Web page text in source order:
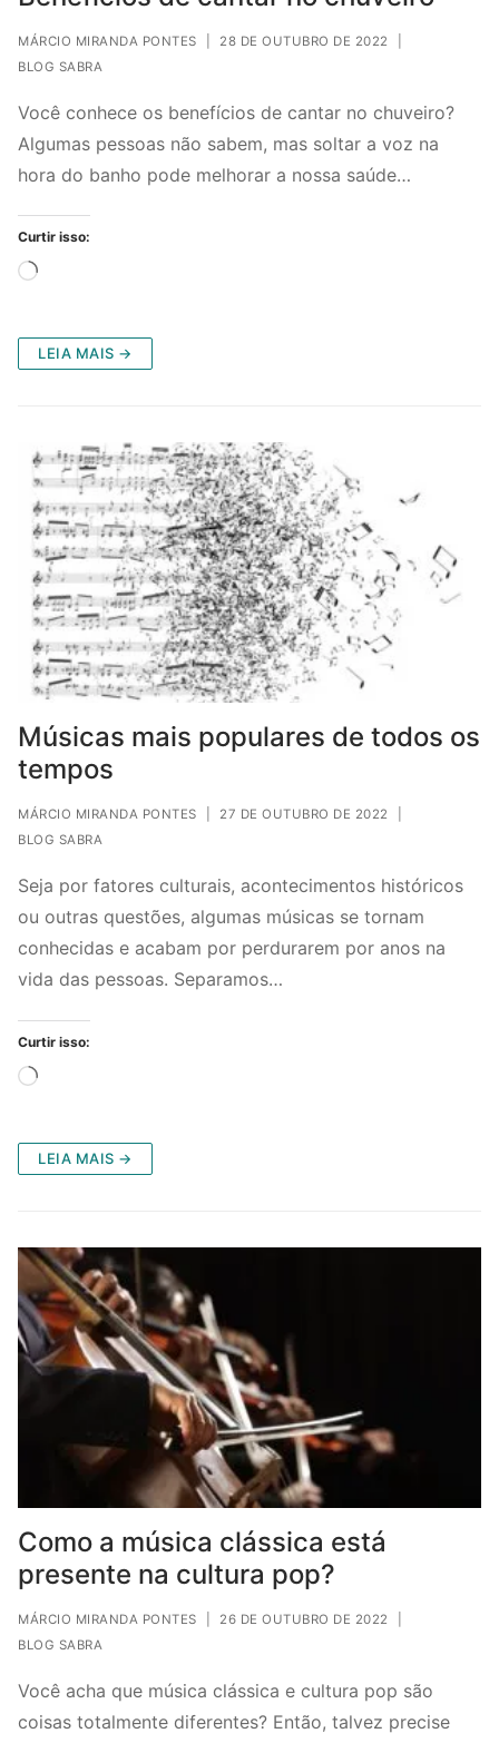
MÁRCIO MIRANDA PONTES 28 DE OUTUBRO DE 2022
BLOG SABRA
Você conhece os benefícios de cantar no chuveiro?
Algumas pessoas não sabem, mas soltar a voz na
hora do banho pode melhorar a nossa saúde…
Curtir isso:
Carregando...
LEIA MAIS →
Músicas mais populares de todos os
tempos
MÁRCIO MIRANDA PONTES 27 DE OUTUBRO DE 2022
BLOG SABRA
Seja por fatores culturais, acontecimentos históricos
ou outras questões, algumas músicas se tornam
conhecidas e acabam por perdurarem por anos na
vida das pessoas. Separamos…
Curtir isso:
Carregando...
LEIA MAIS →
Como a música clássica está
presente na cultura pop?
MÁRCIO MIRANDA PONTES 26 DE OUTUBRO DE 2022
BLOG SABRA
Você acha que música clássica e cultura pop são
coisas totalmente diferentes? Então, talvez precise